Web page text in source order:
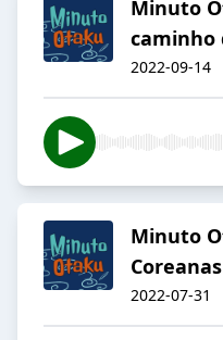
Minuto
caminho
2022-09-14
Minuto
Coreanas
2022-07-31